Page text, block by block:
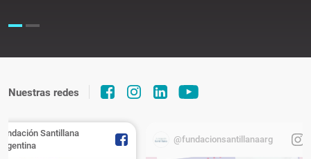
Nuestras redes
Santillana
@fundacionsantillanaarg